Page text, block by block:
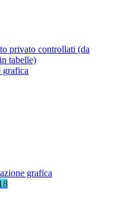
privato controllati (da
tabelle)
grafica
grafica